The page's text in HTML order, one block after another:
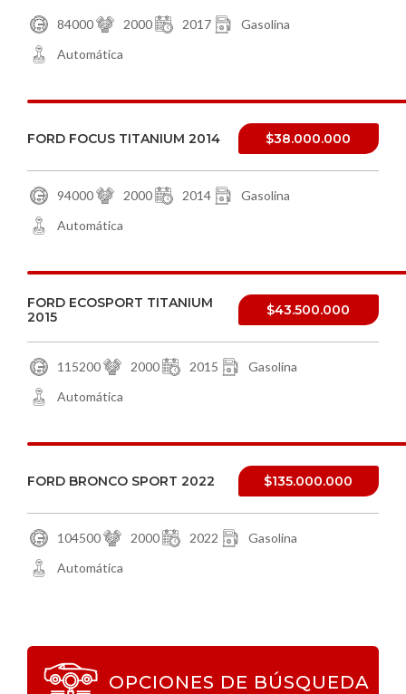
84000 2000 2017
Gasolina
Automática
FORD FOCUS TITANIUM 2014 $38.000.000
94000 2000 2014
Gasolina
Automática
FORD ECOSPORT TITANIUM
2015
$43.500.000
115200 2000 2015
Gasolina
Automática
FORD BRONCO SPORT 2022 $135.000.000
104500 2000 2022
Gasolina
Automática
OPCIONES DE BÚSQUEDA